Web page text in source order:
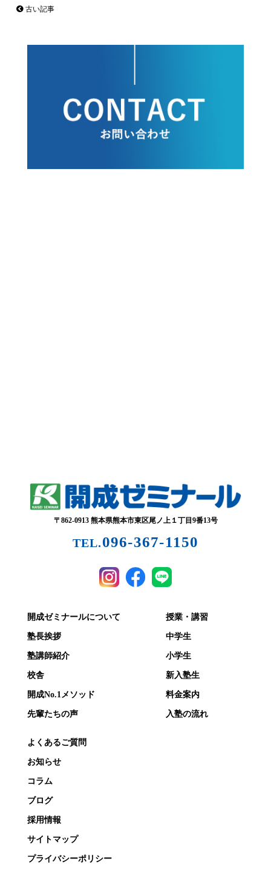
古い記事
〒862-0913 熊本県熊本市東区尾ノ上１丁目9番13号
TEL.096-367-1150
開成ゼミナールについて
塾長挨拶
塾講師紹介
校舎
開成No.1メソッド
先輩たちの声
授業・講習
中学生
小学生
新入塾生
料金案内
入塾の流れ
よくあるご質問
お知らせ
コラム
ブログ
採用情報
サイトマップ
プライバシーポリシー